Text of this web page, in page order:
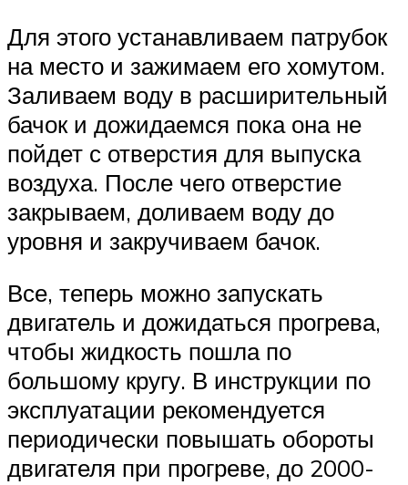
Для этого устанавливаем патрубок
на место и зажимаем его хомутом.
Заливаем воду в расширительный
бачок и дожидаемся пока она не
пойдет с отверстия для выпуска
воздуха. После чего отверстие
закрываем, доливаем воду до
уровня и закручиваем бачок.
Все, теперь можно запускать
двигатель и дожидаться прогрева,
чтобы жидкость пошла по
большому кругу. В инструкции по
эксплуатации рекомендуется
периодически повышать обороты
двигателя при прогреве, до 2000-